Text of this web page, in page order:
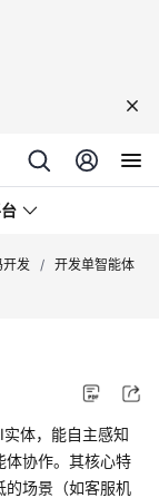
开发 / 开发单智能体
体，能自主感知
体协作。其核心特
的场景（如客服机